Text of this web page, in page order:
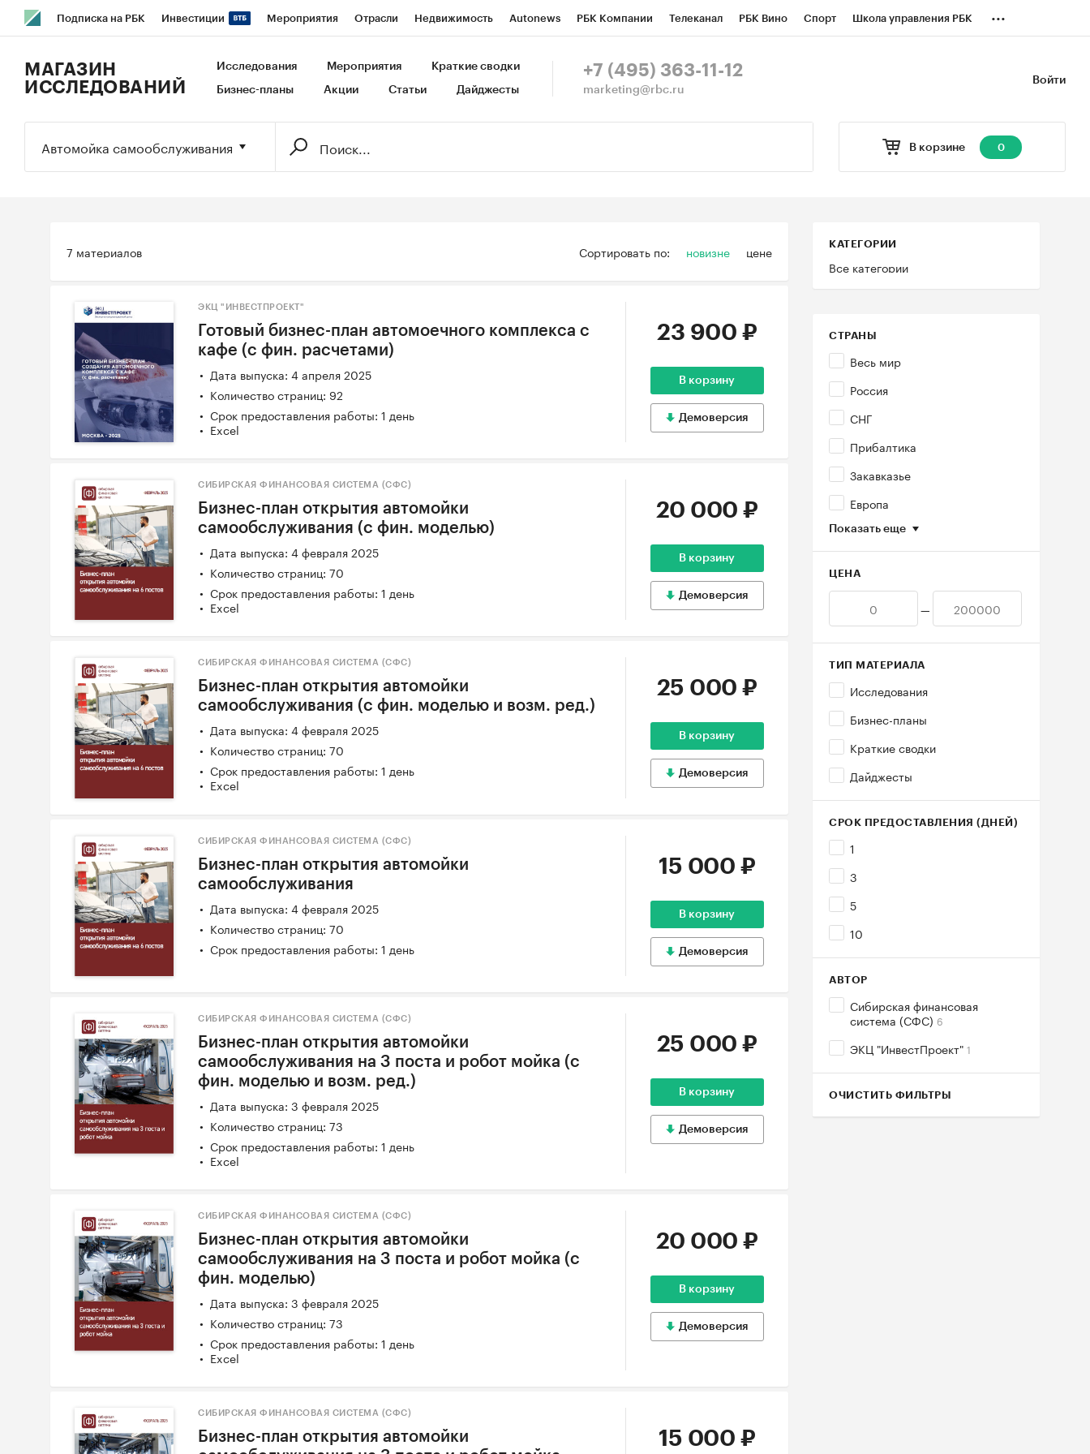
Подписка на РБК Инвестиции Мероприятия Отрасли Недвижимость Autonews РБК Компании Телеканал РБК Вино Спорт Школа управления РБК
Исследования Кредитные рейтинги Франшизы Газета Спецпроекты СПб Конференции СПб Спецпроекты
...
Войти
МАГАЗИН
ИССЛЕДОВАНИЙ
Исследования Мероприятия Краткие сводки
Бизнес-планы Акции Статьи Дайджесты
+7 (495) 363-11-12
marketing@rbc.ru
В корзине 0
Автомойка самообслуживания
Сортировать по: новизне цене
7 материалов КАТЕГОРИИ
Все категории
СТРАНЫ
Весь мир
Россия
СНГ
Прибалтика
Закавказье
Европа
Показать еще
ЦЕНА
—
ТИП МАТЕРИАЛА
Исследования
Бизнес-планы
Краткие сводки
Дайджесты
СРОК ПРЕДОСТАВЛЕНИЯ (ДНЕЙ)
1
3
5
10
АВТОР
Сибирская финансовая
система (СФС) 6
ЭКЦ "ИнвестПроект" 1
ОЧИСТИТЬ ФИЛЬТРЫ
ЭКЦ "ИНВЕСТПРОЕКТ"
Готовый бизнес-план автомоечного комплекса с
кафе (с фин. расчетами)
Дата выпуска: 4 апреля 2025
Количество страниц: 92
Срок предоставления работы: 1 день
Excel
23 900 ₽
В корзину
Демоверсия
СИБИРСКАЯ ФИНАНСОВАЯ СИСТЕМА (СФС)
Бизнес-план открытия автомойки
самообслуживания (с фин. моделью)
Дата выпуска: 4 февраля 2025
Количество страниц: 70
Срок предоставления работы: 1 день
Excel
20 000 ₽
В корзину
Демоверсия
СИБИРСКАЯ ФИНАНСОВАЯ СИСТЕМА (СФС)
Бизнес-план открытия автомойки
самообслуживания (с фин. моделью и возм. ред.)
Дата выпуска: 4 февраля 2025
Количество страниц: 70
Срок предоставления работы: 1 день
Excel
25 000 ₽
В корзину
Демоверсия
СИБИРСКАЯ ФИНАНСОВАЯ СИСТЕМА (СФС)
Бизнес-план открытия автомойки
самообслуживания
Дата выпуска: 4 февраля 2025
Количество страниц: 70
Срок предоставления работы: 1 день
15 000 ₽
В корзину
Демоверсия
СИБИРСКАЯ ФИНАНСОВАЯ СИСТЕМА (СФС)
Бизнес-план открытия автомойки
самообслуживания на 3 поста и робот мойка (с
фин. моделью и возм. ред.)
Дата выпуска: 3 февраля 2025
Количество страниц: 73
Срок предоставления работы: 1 день
Excel
25 000 ₽
В корзину
Демоверсия
СИБИРСКАЯ ФИНАНСОВАЯ СИСТЕМА (СФС)
Бизнес-план открытия автомойки
самообслуживания на 3 поста и робот мойка (с
фин. моделью)
Дата выпуска: 3 февраля 2025
Количество страниц: 73
Срок предоставления работы: 1 день
Excel
20 000 ₽
В корзину
Демоверсия
СИБИРСКАЯ ФИНАНСОВАЯ СИСТЕМА (СФС)
Бизнес-план открытия автомойки
15 000 ₽